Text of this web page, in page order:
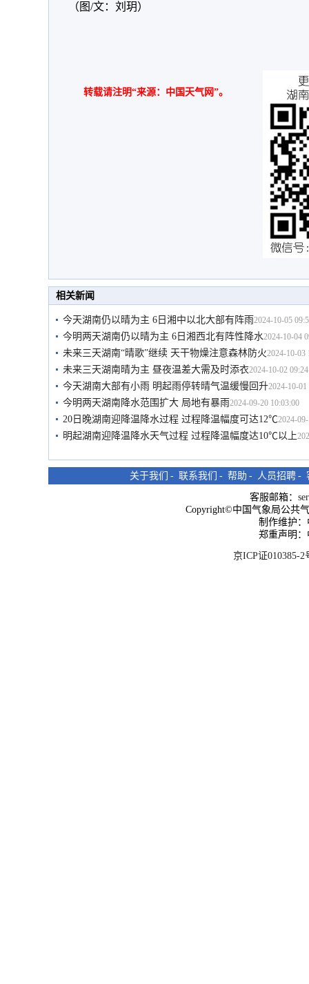
（图/文：刘玥）
转载请注明“来源：中国天气网”。
相关新闻
今天湖南仍以晴为主 6日湘中以北大部有阵雨2024-10-05
今明两天湖南仍以晴为主 6日湘西北有阵性降水2024-10-04
未来三天湖南“晴歌”继续 天干物燥注意森林防火2024-10-03
未来三天湖南晴为主 昼夜温差大需及时添衣2024-10-02
今天湖南大部有小雨 明起雨停转晴气温缓慢回升2024-10-01
今明两天湖南降水范围扩大 局地有暴雨2024-09-20 10:03:00
20日晚湖南迎降温降水过程 过程降温幅度可达12℃2024-
明起湖南迎降温降水天气过程 过程降温幅度达10℃以上
关于我们 - 联系我们 - 帮助 - 人员招聘 -
客服邮箱：
Copyright©中国气象局公共
制作维护
郑重声明
京ICP证010385-2